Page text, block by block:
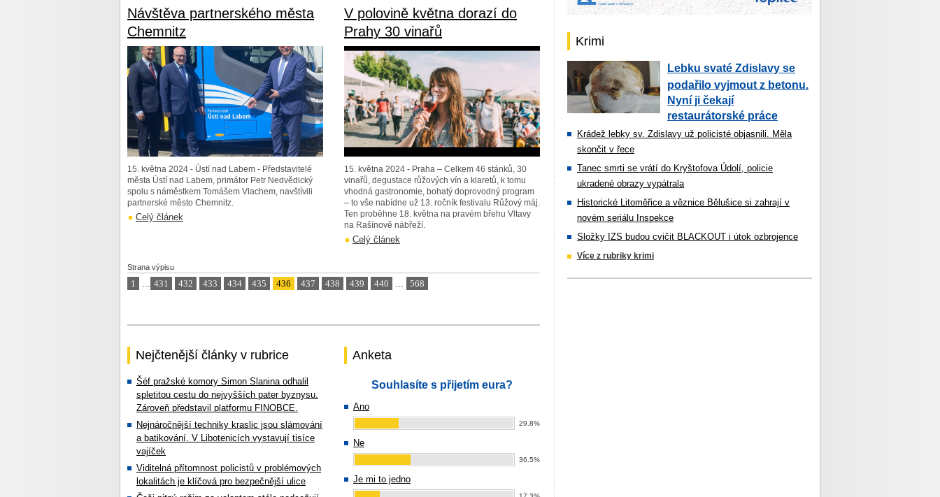
Návštěva partnerského města
Chemnitz
15. května 2024 - Ústí nad Labem - Představitelé
města Ústí nad Labem, primátor Petr Nedvědický
spolu s náměstkem Tomášem Vlachem, navštívili
partnerské město Chemnitz.
Celý článek
V polovině května dorazí do
Prahy 30 vinařů
15. května 2024 - Praha – Celkem 46 stánků, 30
vinařů, degustace růžových vín a klaretů, k tomu
vhodná gastronomie, bohatý doprovodný program
– to vše nabídne už 13. ročník festivalu Růžový máj.
Ten proběhne 18. května na pravém břehu Vltavy
na Rašínově nábřeží.
Celý článek
Strana výpisu
1 ... 431 432 433 434 435 436 437 438 439 440 ... 568
Nejčtenější články v rubrice
Šéf pražské komory Simon Slanina odhalil
spletitou cestu do nejvyšších pater byznysu.
Zároveň představil platformu FINOBCE.
Nejnáročnější techniky kraslic jsou slámování
a batikování. V Libotenicích vystavují tisíce
vajíček
Viditelná přítomnost policistů v problémových
lokalitách je klíčová pro bezpečnější ulice
Anketa
Souhlasíte s přijetím eura?
Ano
29.8%
Ne
36.5%
Je mi to jedno
Krimi
Lebku svaté Zdislavy se
podařilo vyjmout z betonu.
Nyní ji čekají
restaurátorské práce
Krádež lebky sv. Zdislavy už policisté objasnili. Měla
skončit v řece
Tanec smrti se vrátí do Kryštofova Údolí, policie
ukradené obrazy vypátrala
Historické Litoměřice a věznice Bělušice si zahrají v
novém seriálu Inspekce
Složky IZS budou cvičit BLACKOUT i útok ozbrojence
Více z rubriky krimi